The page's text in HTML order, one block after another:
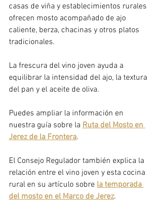
casas de viña y establecimientos rurales
ofrecen mosto acompañado de ajo
caliente, berza, chacinas y otros platos
tradicionales.
La frescura del vino joven ayuda a
equilibrar la intensidad del ajo, la textura
del pan y el aceite de oliva.
Puedes ampliar la información en
nuestra guía sobre la Ruta del Mosto en
Jerez de la Frontera.
El Consejo Regulador también explica la
relación entre el vino joven y esta cocina
rural en su artículo sobre la temporada
del mosto en el Marco de Jerez.